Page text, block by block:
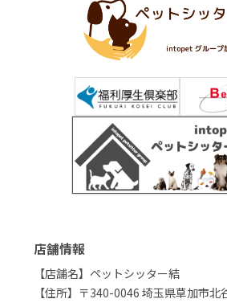
店舗情報
【店舗名】ペットシッター結
【住所】〒340-0046 埼玉県草加市北